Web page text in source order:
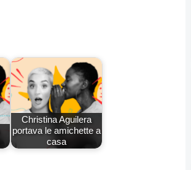
Christina Aguilera
portava le amichette a
casa